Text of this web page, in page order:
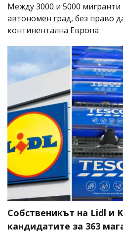
Между 3000 и 5000 мигранти
автономен град, без право
континентална Европа
Собственикът на Lidl и
кандидатите за 363